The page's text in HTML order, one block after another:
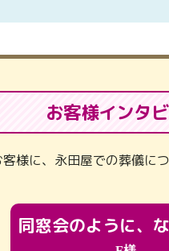
お客様インタ
様に、永田屋での葬儀に